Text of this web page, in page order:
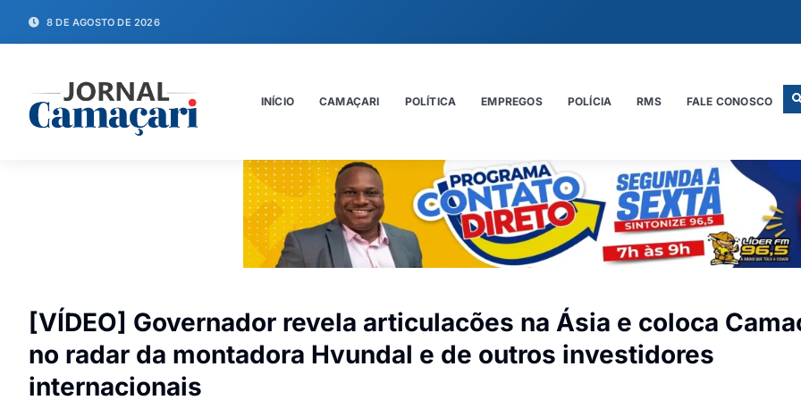
8 DE AGOSTO DE 2026
INÍCIO CAMAÇARI POLÍTICA EMPREGOS POLÍCIA RMS FALE CONOSCO
[VÍDEO] Governador revela articulacões na Ásia e coloca
no radar da montadora Hvundal e de outros investidores
internacionais